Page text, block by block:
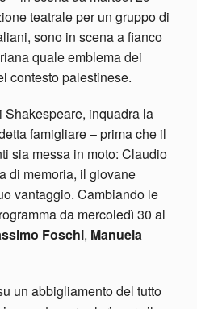
teatrale per un gruppo di
sono in scena a fianco
quale emblemadei
contesto palestinese.
Shakespeare, inquadra la
famigliare – prima che il
sia messa in moto: Claudio
di memoria, il giovane
vantaggio. Cambiando le
da mercoledì 30 al
Foschi, Manuela
un abbigliamento del tutto